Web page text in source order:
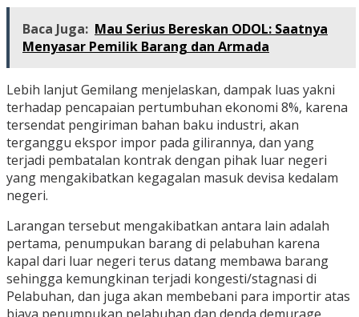
Baca Juga: Mau Serius Bereskan ODOL: Saatnya
Menyasar Pemilik Barang dan Armada
Lebih lanjut Gemilang menjelaskan, dampak luas yakni
terhadap pencapaian pertumbuhan ekonomi 8%, karena
tersendat pengiriman bahan baku industri, akan
terganggu ekspor impor pada gilirannya, dan yang
terjadi pembatalan kontrak dengan pihak luar negeri
yang mengakibatkan kegagalan masuk devisa kedalam
negeri.
Larangan tersebut mengakibatkan antara lain adalah
pertama, penumpukan barang di pelabuhan karena
kapal dari luar negeri terus datang membawa barang
sehingga kemungkinan terjadi kongesti/stagnasi di
Pelabuhan, dan juga akan membebani para importir atas